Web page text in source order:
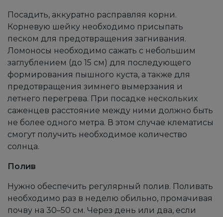
Посадить, аккуратно расправляя корни.
Корневую шейку необходимо присыпать
песком для предотвращения загнивания.
Ломоносы необходимо сажать с небольшим
заглублением (до 15 см) для последующего
формирования пышного куста, а также для
предотвращения зимнего вымерзания и
летнего перегрева. При посадке нескольких
саженцев расстояние между ними должно быть
не более одного метра. В этом случае клематисы
смогут получить необходимое количество
солнца.
Полив
Нужно обеспечить регулярный полив. Поливать
необходимо раз в неделю обильно, промачивая
почву на 30–50 см. Через день или два, если